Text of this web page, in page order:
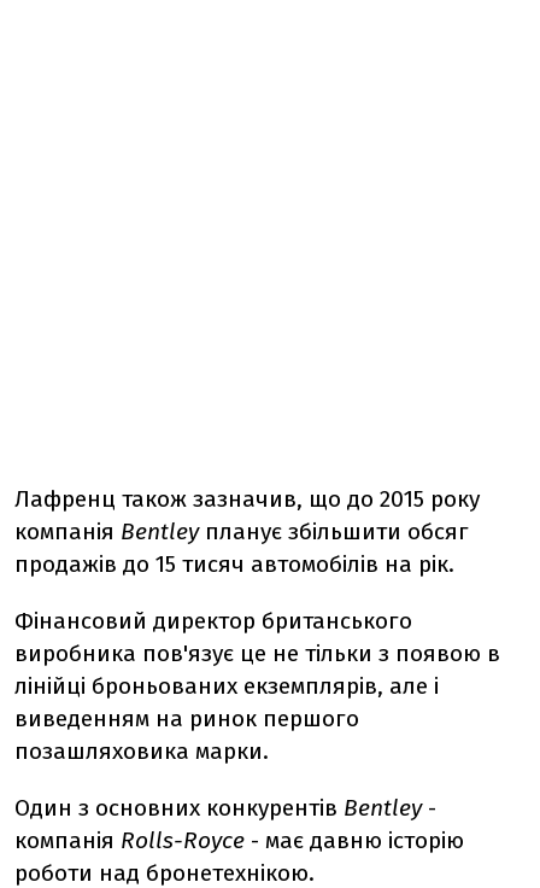
Лафренц також зазначив, що до 2015 року
компанія Bentleyпланує збільшити обсяг
продажів до 15 тисяч автомобілів на рік.
Фінансовий директор британського
виробника пов'язує це не тільки з появою в
лінійці броньованих екземплярів, але і
виведенням на ринок першого
позашляховика марки.
Один з основних конкурентів Bentley-
компанія Rolls-Royce - має давню історію
роботи над бронетехнікою.